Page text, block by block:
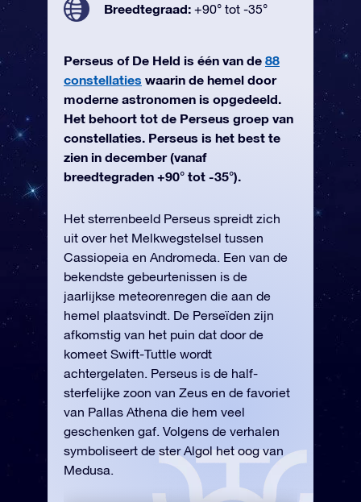
Breedtegraad: +90° tot -35°
Perseus of De Held is één van de 88
constellaties waarin de hemel door
moderne astronomen is opgedeeld.
Het behoort tot de Perseus groep van
constellaties. Perseus is het best te
zien in december (vanaf
breedtegraden +90° tot -35°).
Het sterrenbeeld Perseus spreidt zich
uit over het Melkwegstelsel tussen
Cassiopeia en Andromeda. Een van de
bekendste gebeurtenissen is de
jaarlijkse meteorenregen die aan de
hemel plaatsvindt. De Perseïden zijn
afkomstig van het puin dat door de
komeet Swift-Tuttle wordt
achtergelaten. Perseus is de half-
sterfelijke zoon van Zeus en de favoriet
van Pallas Athena die hem veel
geschenken gaf. Volgens de verhalen
symboliseert de ster Algol het oog van
Medusa.